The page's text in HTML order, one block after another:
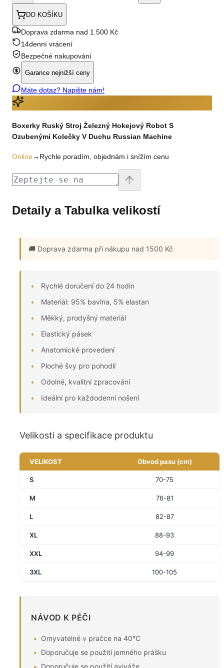
DO KOŠÍKU
Doprava zdarma nad 1.500 Kč
14denní vrácení
Bezpečné nakupování
Garance nejnižší ceny
Máte dotaz? Napište nám!
Boxerky Ruský Stroj Železný Hokejový Robot S
Ozubenými Kolečky V Duchu Russian Machine
Online→ Rychle poradím, objednám i snížím cenu
Detaily a Tabulka velikostí
🚚 Doprava zdarma při nákupu nad 1500 Kč
Rychlé doručení do 24 hodin
Materiál: 95% bavlna, 5% elastan
Měkký, prodyšný materiál
Elastický pásek
Anatomické provedení
Ploché švy pro pohodlí
Odolné, kvalitní zpracování
Ideální pro každodenní nošení
Velikosti a specifikace produktu
VELIKOST Obvod pasu (cm)
S 70-75
M 76-81
L 82-87
XL 88-93
XXL 94-99
3XL 100-105
NÁVOD K PÉČI
Omyvatelné v pračce na 40°C
Doporučuje se použití jemného prášku